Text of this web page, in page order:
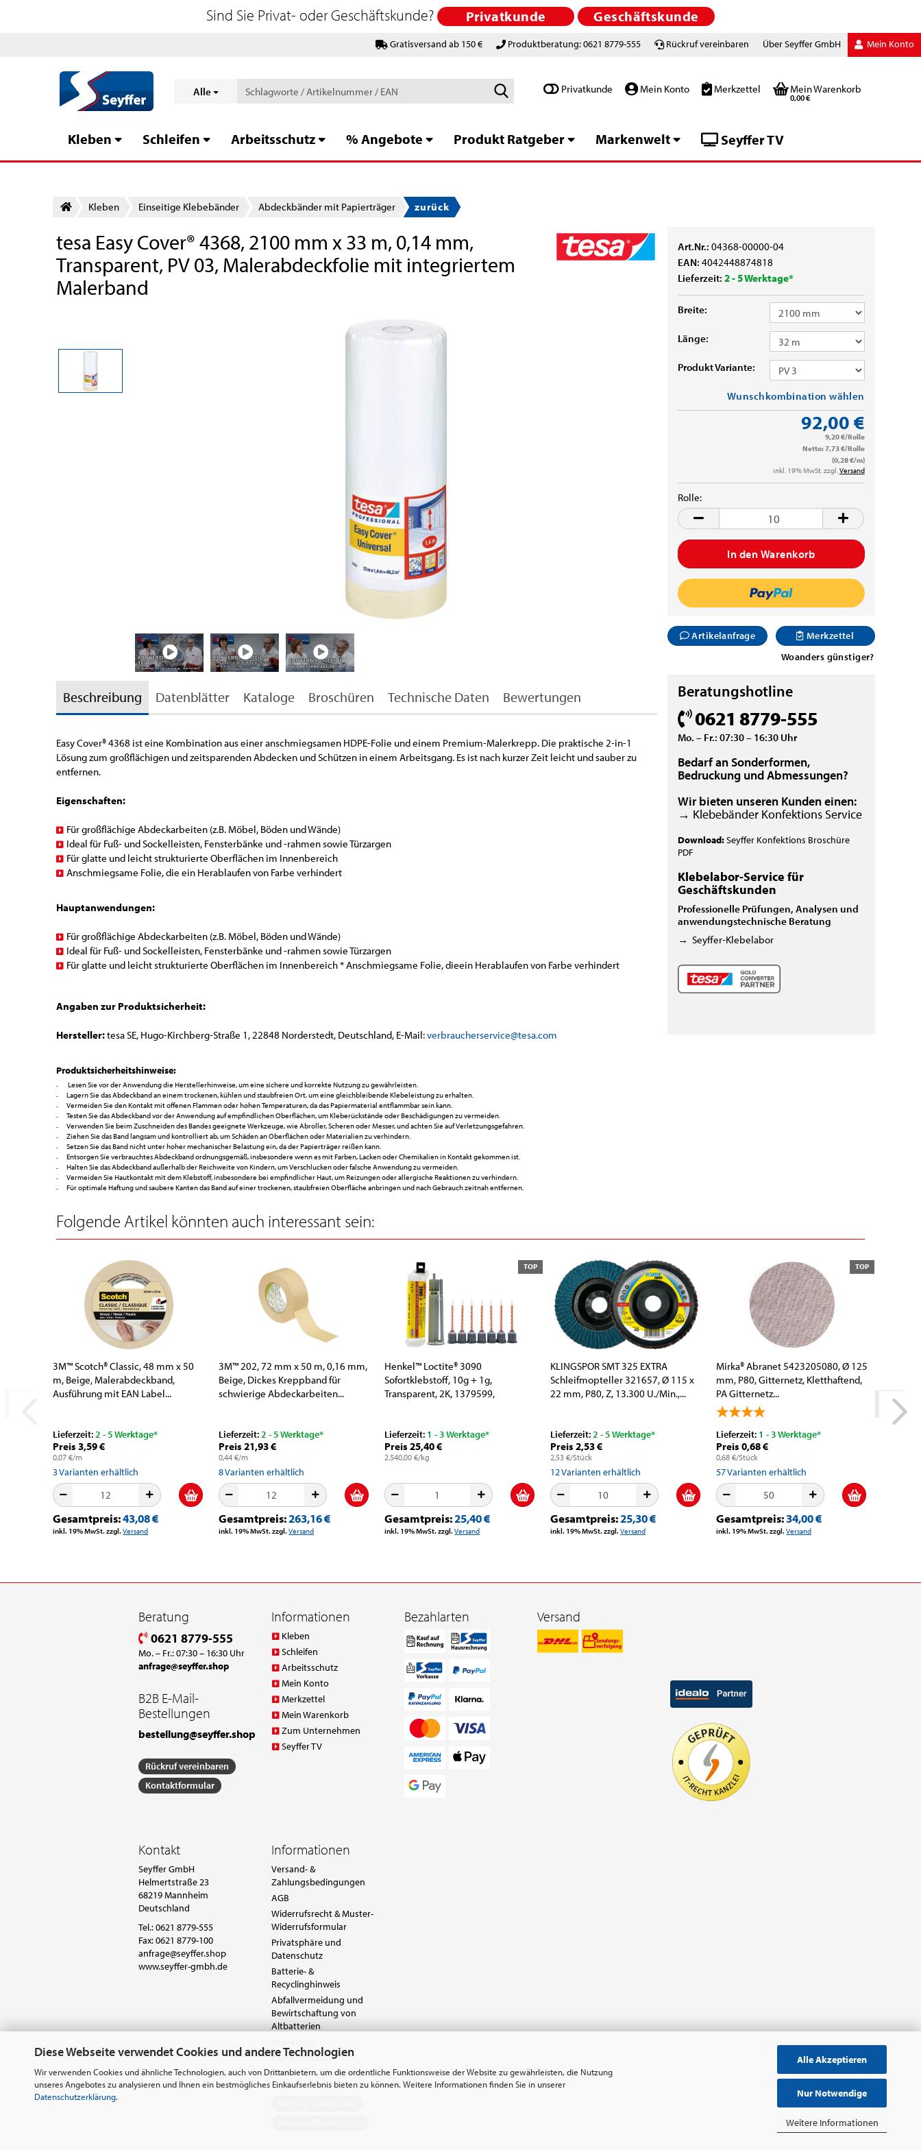
Diese Webseite verwendet Cookies und andere Technologien
Wir verwenden Cookies und ähnliche Technologien, auch von Drittanbietern, um die ordentliche Funktionsweise der Website zu gewährleisten, die Nutzung
unseres Angebotes zu analysieren und Ihnen ein bestmögliches Einkaufserlebnis bieten zu können. Weitere Informationen finden Sie in unserer
Datenschutzerklärung.
Alle Akzeptieren
Nur Notwendige
Weitere Informationen
Gratisversand ab 150 € Produktberatung: 0621 8779-555 Rückruf vereinbaren Über Seyffer GmbH Mein Konto
Alle
Schlagworte
EAN
Privatkunde Mein Konto Merkzettel Mein Warenkorb
0,00 €
Sind Sie Privat- oder Geschäftskunde? Privatkunde Geschäftskunde
Kleben Schleifen Arbeitsschutz % Angebote Produkt Ratgeber Markenwelt Seyffer TV
Kleben Einseitige Klebebänder Abdeckbänder mit Papierträger zurück
tesa Easy Cover® 4368, 2100 mm x 33 m, 0,14 mm,
Transparent, PV 03, Malerabdeckfolie mit integriertem
Malerband
Art.Nr.:04368-00000-04
EAN:4042448874818
Lieferzeit:2 - 5 Werktage*
Breite:
Länge:
Produkt Variante:
Wunschkombination wählen
92,00 €
9,20 €/Rolle
Netto: 7,73 €/Rolle
(0,28 €/m)
inkl. 19% MwSt. zzgl.Versand
Rolle:
Rolle
Artikelanfrage
Merkzettel
Woanders günstiger?
Beratungshotline
0621 8779-555
Mo. – Fr.: 07:30 – 16:30 Uhr
Bedarf an Sonderformen,
Bedruckung und Abmessungen?
Wir bieten unseren Kunden einen:
→ Klebebänder Konfektions Service
Download:Seyffer Konfektions Broschüre
PDF
Klebelabor-Service für
Geschäftskunden
Professionelle Prüfungen, Analysen und
anwendungstechnische Beratung
→Seyffer-Klebelabor
Beschreibung Datenblätter Kataloge Broschüren Technische Daten Bewertungen
Easy Cover®4368 ist eine Kombination aus einer anschmiegsamen HDPE-Folie und einem Premium-Malerkrepp. Die praktische 2-in-1
Lösung zum großflächigen und zeitsparenden Abdecken und Schützen in einem Arbeitsgang. Es ist nach kurzer Zeit leicht und sauber zu
entfernen.
Eigenschaften:
Für großflächige Abdeckarbeiten (z.B. Möbel, Böden und Wände)
Ideal für Fuß- und Sockelleisten, Fensterbänke und -rahmen sowie Türzargen
Für glatte und leicht strukturierte Oberflächen im Innenbereich
Anschmiegsame Folie, die ein Herablaufen von Farbe verhindert
Hauptanwendungen:
Für großflächige Abdeckarbeiten (z.B. Möbel, Böden und Wände)
Ideal für Fuß- und Sockelleisten, Fensterbänke und -rahmen sowie Türzargen
Für glatte und leicht strukturierte Oberflächen im Innenbereich * Anschmiegsame Folie, dieein Herablaufen von Farbe verhindert
Angaben zur Produktsicherheit:
Hersteller:tesa SE, Hugo-Kirchberg-Straße 1, 22848 Norderstedt, Deutschland, E-Mail:verbraucherservice@tesa.com
Produktsicherheitshinweise:
Lesen Sie vor der Anwendung die Herstellerhinweise, um eine sichere und korrekte Nutzung zu gewährleisten.
Lagern Sie das Abdeckband an einem trockenen, kühlen und staubfreien Ort, um eine gleichbleibende Klebeleistung zu erhalten.
Vermeiden Sie den Kontakt mit offenen Flammen oder hohen Temperaturen, da das Papiermaterial entflammbar sein kann.
Testen Sie das Abdeckband vor der Anwendung auf empfindlichen Oberflächen, um Kleberückstände oder Beschädigungen zu vermeiden.
Verwenden Sie beim Zuschneiden des Bandes geeignete Werkzeuge, wie Abroller, Scheren oder Messer, und achten Sie auf Verletzungsgefahren.
Ziehen Sie das Band langsam und kontrolliert ab, um Schäden an Oberflächen oder Materialien zu verhindern.
Setzen Sie das Band nicht unter hoher mechanischer Belastung ein, da der Papierträger reißen kann.
Entsorgen Sie verbrauchtes Abdeckband ordnungsgemäß, insbesondere wenn es mit Farben, Lacken oder Chemikalien in Kontakt gekommen ist.
Halten Sie das Abdeckband außerhalb der Reichweite von Kindern, um Verschlucken oder falsche Anwendung zu vermeiden.
Vermeiden Sie Hautkontakt mit dem Klebstoff, insbesondere bei empfindlicher Haut, um Reizungen oder allergische Reaktionen zu verhindern.
Für optimale Haftung und saubere Kanten das Band auf einer trockenen, staubfreien Oberfläche anbringen und nach Gebrauch zeitnah entfernen.
Folgende Artikel könnten auch interessant sein:
3M™ Scotch® Classic, 48 mm x 50
m, Beige, Malerabdeckband,
Ausführung mit EAN Label...
Lieferzeit:2 - 5 Werktage*
Preis 3,59 €
0,07 €/m
3Varianten erhältlich
Gesamtpreis:43,08 €
inkl. 19% MwSt. zzgl.Versand
3M™ 202, 72 mm x 50 m, 0,16 mm,
Beige, Dickes Kreppband für
schwierige Abdeckarbeiten...
Lieferzeit:2 - 5 Werktage*
Preis 21,93 €
0,44 €/m
8Varianten erhältlich
Gesamtpreis:263,16 €
inkl. 19% MwSt. zzgl.Versand
TOP
Henkel™ Loctite® 3090
Sofortklebstoff, 10g + 1g,
Transparent, 2K, 1379599,
Lieferzeit: 1 - 3 Werktage*
Preis 25,40 €
2.540,00 €/kg
Gesamtpreis:25,40 €
inkl. 19% MwSt. zzgl.Versand
KLINGSPOR SMT 325 EXTRA
Schleifmopteller 321657, Ø 115 x
22 mm, P80, Z, 13.300 U./Min.,...
Lieferzeit:2 - 5 Werktage*
Preis 2,53 €
2,53 €/Stück
12Varianten erhältlich
Gesamtpreis:25,30 €
inkl. 19% MwSt. zzgl.Versand
TOP
Mirka® Abranet 5423205080, Ø 125
mm, P80, Gitternetz, Kletthaftend,
PA Gitternetz...
Lieferzeit: 1 - 3 Werktage*
Preis 0,68 €
0,68 €/Stück
57Varianten erhältlich
Gesamtpreis:34,00 €
inkl. 19% MwSt. zzgl.Versand
Beratung
0621 8779-555
Mo. – Fr.: 07:30 – 16:30 Uhr
anfrage@seyffer.shop
B2B E-Mail-
Bestellungen
bestellung@seyffer.shop
Rückruf vereinbaren
Kontaktformular
Informationen
Kleben
Schleifen
Arbeitsschutz
Mein Konto
Merkzettel
Mein Warenkorb
Zum Unternehmen
Seyffer TV
Bezahlarten Versand
Kontakt
Seyffer GmbH
Helmertstraße 23
68219 Mannheim
Deutschland
Tel.:0621 8779-555
Fax: 0621 8779-100
anfrage@seyffer.shop
www.seyffer-gmbh.de
Informationen
Versand- &
Zahlungsbedingungen
AGB
Widerrufsrecht & Muster-
Widerrufsformular
Privatsphäre und
Datenschutz
Batterie- &
Recyclinghinweis
Abfallvermeidung und
Bewirtschaftung von
Altbatterien
Barrierefreiheit
Cookie Einstellungen